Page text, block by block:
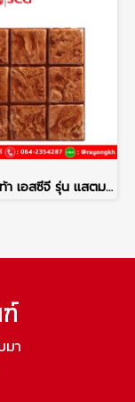
แผ่นปูทางเท้า เอสซีจี รุ่น แสตมป์เพฟ ลายโคโม่ สีส้ม
มา